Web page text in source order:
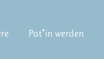
Pat*in werden